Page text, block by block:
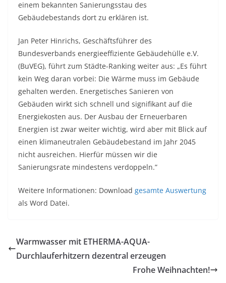
einem bekannten Sanierungsstau des
Gebäudebestands dort zu erklären ist.
Jan Peter Hinrichs, Geschäftsführer des
Bundesverbands energieeffiziente Gebäudehülle e.V.
(BuVEG), führt zum Städte-Ranking weiter aus: „Es führt
kein Weg daran vorbei: Die Wärme muss im Gebäude
gehalten werden. Energetisches Sanieren von
Gebäuden wirkt sich schnell und signifikant auf die
Energiekosten aus. Der Ausbau der Erneuerbaren
Energien ist zwar weiter wichtig, wird aber mit Blick auf
einen klimaneutralen Gebäudebestand im Jahr 2045
nicht ausreichen. Hierfür müssen wir die
Sanierungsrate mindestens verdoppeln.”
Weitere Informationen: Download gesamte Auswertung
als Word Datei.
Warmwasser mit ETHERMA-AQUA-
Durchlauferhitzern dezentral erzeugen
Frohe Weihnachten!